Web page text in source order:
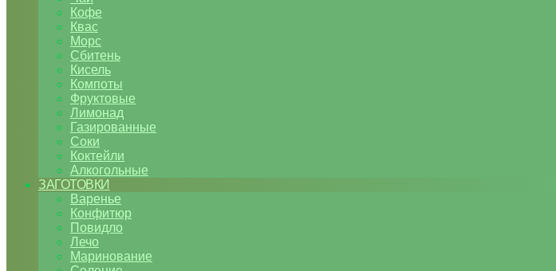
Кофе
Квас
Морс
Сбитень
Кисель
Компоты
Фруктовые
Лимонад
Газированные
Соки
Коктейли
Алкогольные
ЗАГОТОВКИ
Варенье
Конфитюр
Повидло
Лечо
Маринование